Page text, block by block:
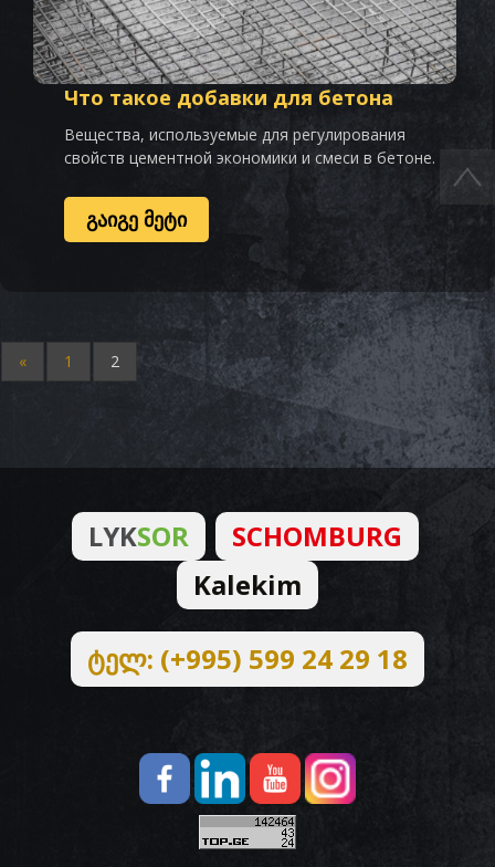
Что такое добавки для бетона
Вещества, используемые для регулирования
свойств цементной экономики и смеси в бетоне.
ᲒᲐᲘᲒᲔ ᲛᲔᲢᲘ
« 1 2
LYKSOR
SCHOMBURG
Kalekim
ტელ: (+995) 599 24 29 18